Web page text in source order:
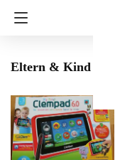
Eltern & Kind